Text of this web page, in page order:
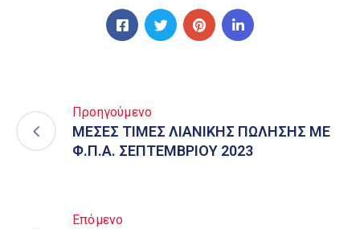
Προηγούμενο
ΜΕΣΕΣ ΤΙΜΕΣ ΛΙΑΝΙΚΗΣ ΠΩΛΗΣΗΣ ΜΕ
Φ.Π.Α. ΣΕΠΤΕΜΒΡΙΟΥ 2023
Επόμενο